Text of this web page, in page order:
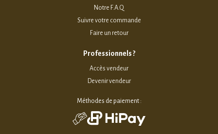
Notre F.A.Q
Suivre votre commande
Faire un retour
Professionnels ?
Accès vendeur
Devenir vendeur
Méthodes de paiement :